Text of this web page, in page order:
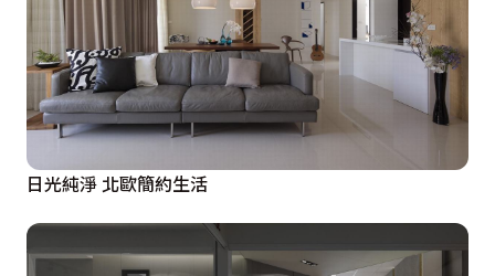
日光純淨 北歐簡約生活